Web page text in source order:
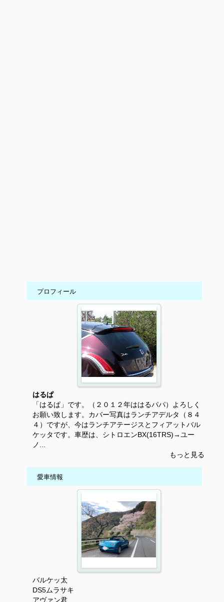
プロフィール
はるぱ
「はるぱ」です。（２０１２年ははるパパ）よろしく
お願い致します。カバー写真はランチアデルタ（８４
４）ですが、今はランチアテージスとフィアットバル
ケッタです。車歴は、シトロエンBX(16TRS)→ユー
ノ...
もっと見る
愛車情報
バルケッ太
DS5ムラサキ
アヴァン君